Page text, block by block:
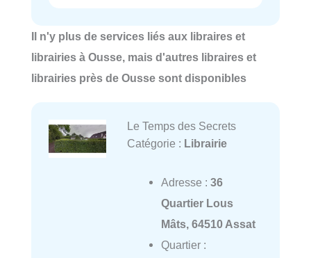
Il n'y plus de services liés aux libraires et
librairies à Ousse, mais d'autres libraires et
librairies près de Ousse sont disponibles
Le Temps des Secrets
Catégorie : Librairie
Adresse : 36
Quartier Lous
Mâts, 64510 Assat
Quartier :